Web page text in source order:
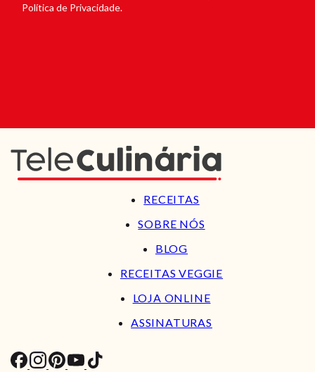
Política de Privacidade.
RECEITAS
SOBRE NÓS
BLOG
RECEITAS VEGGIE
LOJA ONLINE
ASSINATURAS